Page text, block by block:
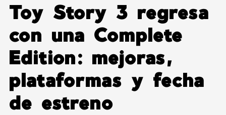
Toy Story 3 regresa
con una Complete
Edition: mejoras,
plataformas y fecha
de estreno